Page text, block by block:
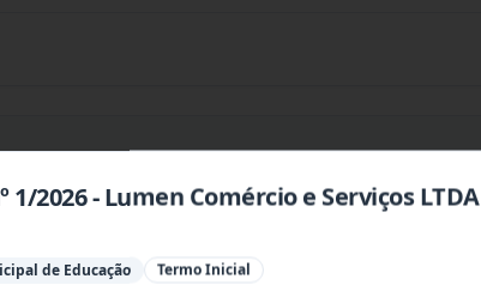
1/2026 - Lumen Comércio e Serviços LTDA
de Educação Termo Inicial